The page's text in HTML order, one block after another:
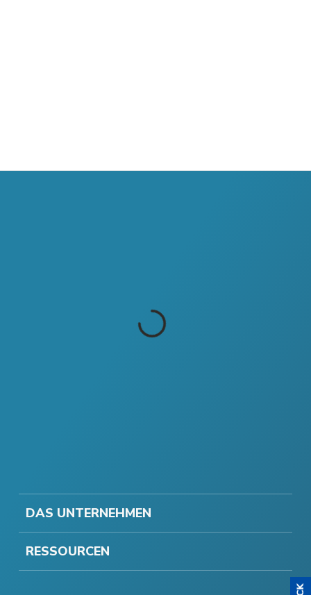
DAS UNTERNEHMEN
RESSOURCEN